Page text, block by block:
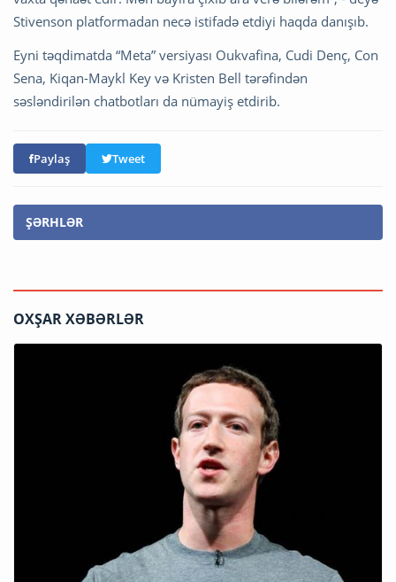
Stivenson platformadan necə istifadə etdiyi haqda danışıb.
Eyni təqdimatda “Meta” versiyası Oukvafina, Cudi Denç, Con
Sena, Kiqan-Maykl Key və Kristen Bell tərəfindən
səsləndirilən chatbotları da nümayiş etdirib.
Paylaş Tweet
ŞƏRHLƏR
OXŞAR XƏBƏRLƏR